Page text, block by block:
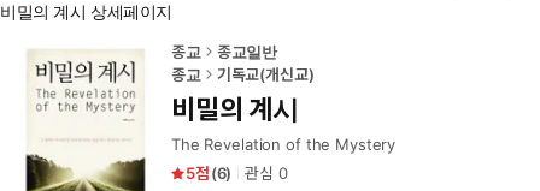
홈
로
이
동
비밀의 계시 상세페이지
종교
종교일반
종교
기독교(개신교)
비밀의 계시
The Revelation of the Mystery
5
(6) 관심 0